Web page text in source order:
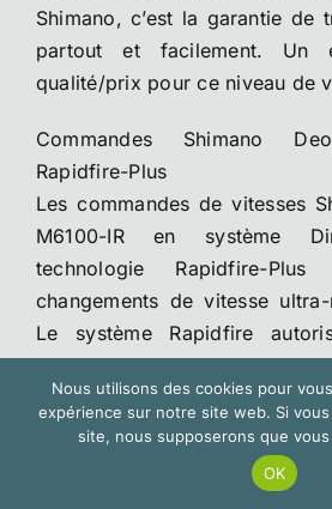
Shimano, c’est la garantie de
partout et facilement. Un
qualité/prix pour ce niveau de
Commandes Shimano
Rapidfire-Plus
Les commandes de vitesses
M6100-IR en système
technologie Rapidfire-
changements de vitesse
Le système Rapidfire
multiples de vitesses en une
pour adapter rapidement
changements de pente. Les
M6100, c’est du classique
précis, intuitif. Le système
Nous utilisons des cookies pour
expérience sur notre site web. Si
site, nous supposerons que
OK